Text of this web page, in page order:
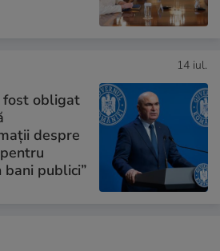
14 iul.
fost obligat
despre
bani publici”